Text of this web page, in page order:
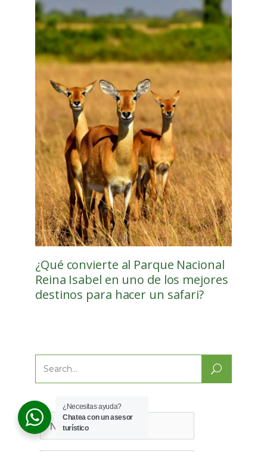
¿Qué convierte al Parque Nacional
Reina Isabel en uno de los mejores
destinos para hacer un safari?
Search
¿Necesitas ayuda?
Chatea con un asesor
turístico